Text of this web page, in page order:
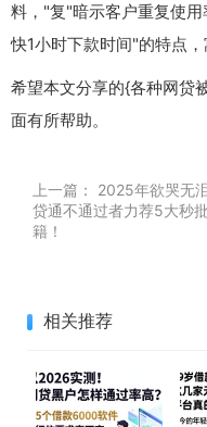
料，"复"暗示客户重复使
快1小时下款时间"的特点
希望本文分享的{各种网贷
面有所帮助。
上一篇：
2025年欲哭无
贷通不通过者力荐5大秒
籍！
相关推荐